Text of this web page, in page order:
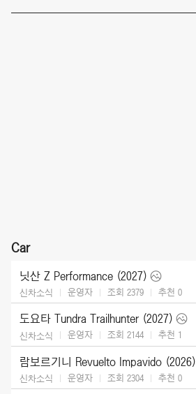
Car
닛산 Z Performance (2027)
신차소식 운영자 조회 2379 추천 0
도요타 Tundra Trailhunter (2027)
신차소식 운영자 조회 2144 추천 1
람보르기니 Revuelto Impavido (2026)
신차소식 운영자 조회 2304 추천 0